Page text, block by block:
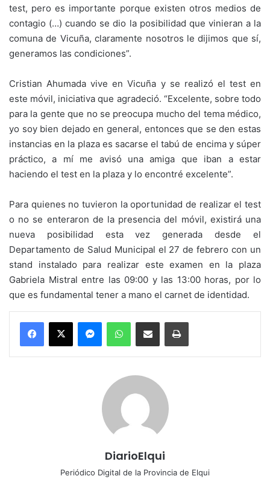
test, pero es importante porque existen otros medios de
contagio (…) cuando se dio la posibilidad que vinieran a la
comuna de Vicuña, claramente nosotros le dijimos que sí,
generamos las condiciones”.
Cristian Ahumada vive en Vicuña y se realizó el test en
este móvil, iniciativa que agradeció. “Excelente, sobre todo
para la gente que no se preocupa mucho del tema médico,
yo soy bien dejado en general, entonces que se den estas
instancias en la plaza es sacarse el tabú de encima y súper
práctico, a mí me avisó una amiga que iban a estar
haciendo el test en la plaza y lo encontré excelente”.
Para quienes no tuvieron la oportunidad de realizar el test
o no se enteraron de la presencia del móvil, existirá una
nueva posibilidad esta vez generada desde el
Departamento de Salud Municipal el 27 de febrero con un
stand instalado para realizar este examen en la plaza
Gabriela Mistral entre las 09:00 y las 13:00 horas, por lo
que es fundamental tener a mano el carnet de identidad.
DiarioElqui
Periódico Digital de la Provincia de Elqui